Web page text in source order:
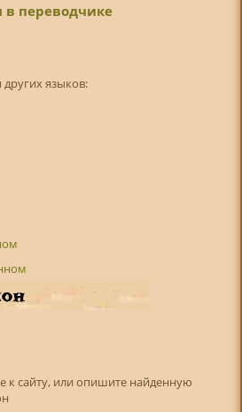
в переводчике
языков:
к сайту, или опишите найденную